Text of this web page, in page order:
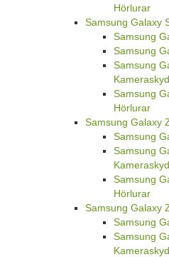
Hörlurar
Samsung Galaxy
Samsung
Samsung
Samsung
Samsung
Hörlurar
Samsung Galaxy
Samsung
Samsung
Samsung
Hörlurar
Samsung Galaxy
Samsung
Samsung